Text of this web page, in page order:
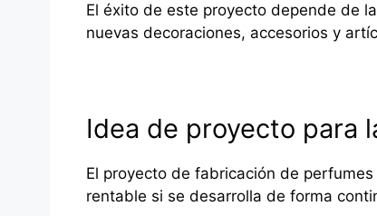
El éxito de este proyecto depende de
nuevas decoraciones, accesorios y
Idea de proyecto para
El proyecto de fabricación de
rentable si se desarrolla de forma